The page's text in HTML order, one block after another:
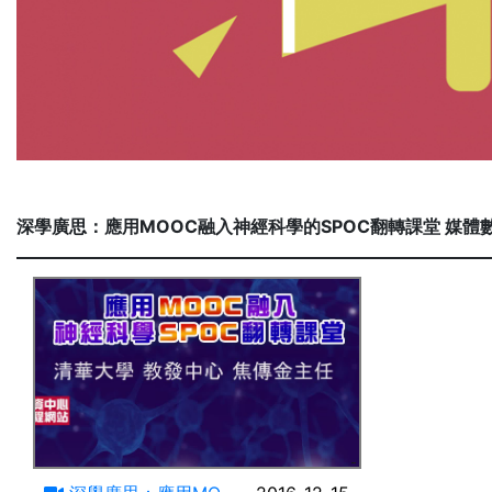
深學廣思：應用MOOC融入神經科學的SPOC翻轉課堂 媒體